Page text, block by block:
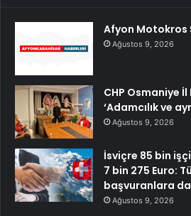
Afyon Motokros
Ağustos 9, 2026
CHP Osmaniye İl
‘Adamcılık ve
Ağustos 9, 2026
İsviçre 85 bin
7 bin 275 Euro:
başvuranlara da
Ağustos 9, 2026